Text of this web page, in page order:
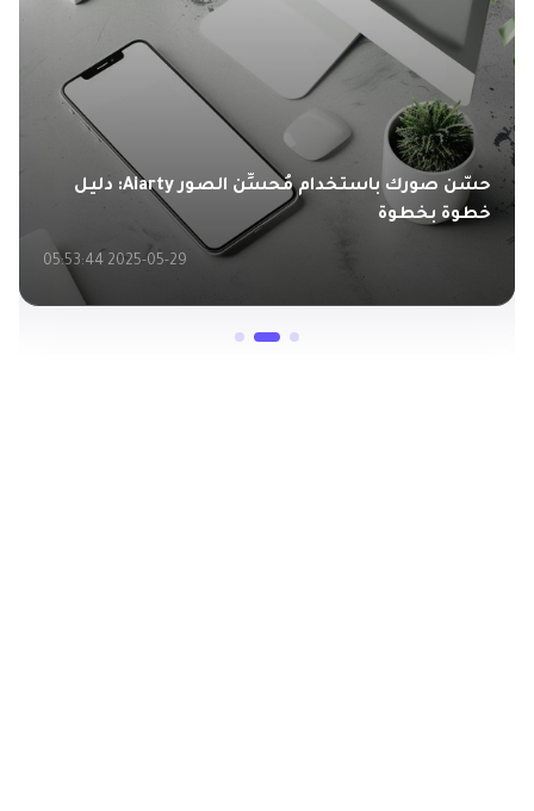
حسّن صورك باستخدام مُحسِّن الصور Aiarty: دليل
خطوة بخطوة
2025-05-29 05:53:44